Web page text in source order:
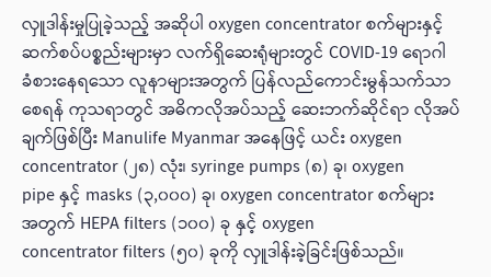
လှူဒါန်းမှုပြုခဲ့သည့် အဆိုပါ oxygen concentrator စက်များနှင့်
ဆက်စပ်ပစ္စည်းများမှာ လက်ရှိဆေးရုံများတွင် COVID-19 ရောဂါ
ခံစားနေရသော လူနာများအတွက် ပြန်လည်ကောင်းမွန်သက်သာ
စေ‌ရန် ကုသရာတွင် အဓိကလိုအပ်သည့် ဆေးဘက်ဆိုင်ရာ လိုအပ်
ချက်ဖြစ်ပြီး Manulife Myanmar အနေဖြင့် ယင်း oxygen
concentrator (၂၈) လုံး၊ syringe pumps (၈) ခု၊ oxygen
pipe နှင့် masks (၃,၀၀၀) ခု၊ oxygen concentrator စက်များ
အတွက် HEPA filters (၁၀၀) ခု နှင့် oxygen
concentrator filters (၅၀) ခုကို လှူဒါန်းခဲ့ခြင်းဖြစ်သည်။